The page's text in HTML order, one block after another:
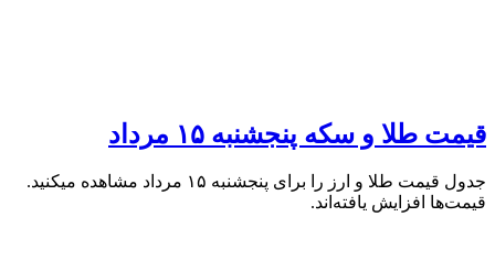
قیمت طلا و سکه پنجشنبه ۱۵ مرداد
جدول قیمت طلا و ارز را برای پنجشنبه ۱۵ مرداد مشاهده میکنید.
قیمت‌ها افزایش یافته‌اند.